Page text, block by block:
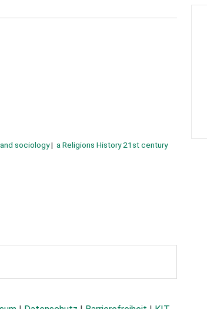
sociology
a Religions History 21st century